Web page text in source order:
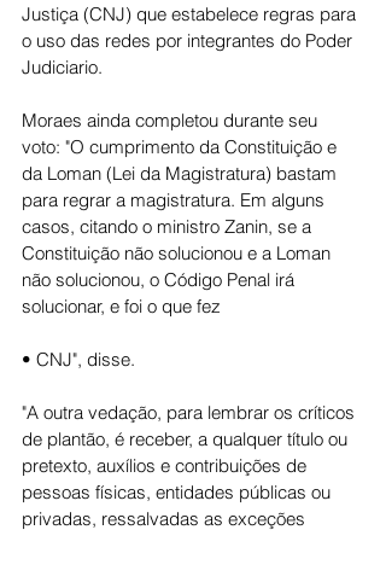
Justiça (CNJ) que estabelece regras para
o uso das redes por integrantes do Poder
Judiciario.
Moraes ainda completou durante seu
voto: "O cumprimento da Constituição e
da Loman (Lei da Magistratura) bastam
para regrar a magistratura. Em alguns
casos, citando o ministro Zanin, se a
Constituição não solucionou e a Loman
não solucionou, o Código Penal irá
solucionar, e foi o que fez
• CNJ", disse.
"A outra vedação, para lembrar os críticos
de plantão, é receber, a qualquer título ou
pretexto, auxílios e contribuições de
pessoas físicas, entidades públicas ou
privadas, ressalvadas as exceções